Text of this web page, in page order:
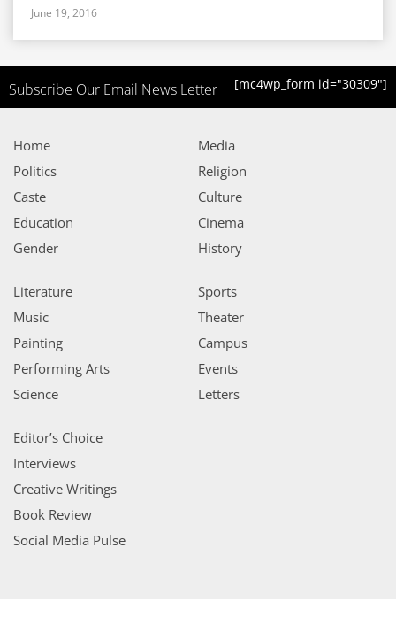
June 19, 2016
Subscribe Our Email News Letter [mc4wp_form id="30309"]
Home
Politics
Caste
Education
Gender
Media
Religion
Culture
Cinema
History
Literature
Music
Painting
Performing Arts
Science
Sports
Theater
Campus
Events
Letters
Editor’s Choice
Interviews
Creative Writings
Book Review
Social Media Pulse